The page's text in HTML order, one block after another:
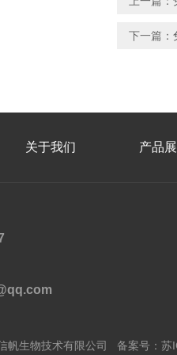
下一篇：
关于我们 产品
帆生物技术有限公司 备案号： 苏